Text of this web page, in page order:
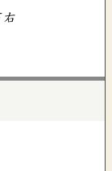
右